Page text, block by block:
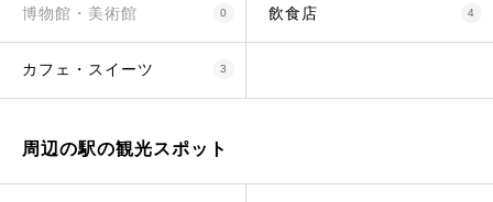
博物館・美術館 0 飲食店 4
カフェ・スイーツ 3
周辺の駅の観光スポット